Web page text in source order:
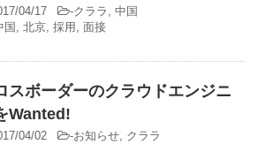
04/17 -クララ , 中国
国 , 北京, 採用 , 面接
スボーダーのクラウドエンジニ
Wanted!
04/02 -お知らせ, クララ